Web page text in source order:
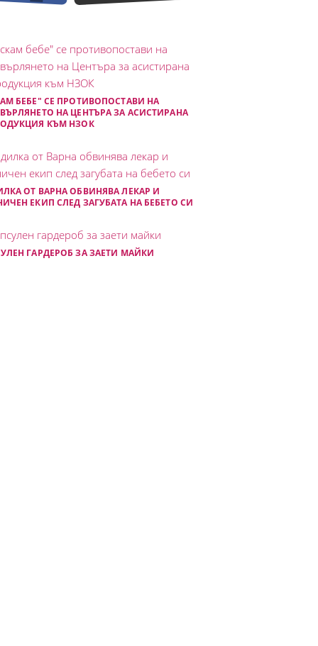
БЕБЕ" СЕ ПРОТИВОПОСТАВИ НА
НА ЦЕНТЪРА ЗА АСИСТИРАНА
КЪМ НЗОК
ОТ ВАРНА ОБВИНЯВА ЛЕКАР И
ЕКИП СЛЕД ЗАГУБАТА НА БЕБЕТО СИ
ГАРДЕРОБ ЗА ЗАЕТИ МАЙКИ